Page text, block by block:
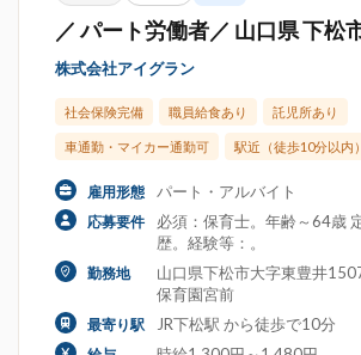
／ パート労働者／ 山口県 下松
株式会社アイグラン
社会保険完備 職員給食あり 託児所あり
車通勤・マイカー通勤可 駅近（徒歩10分以内）
雇用形態 パート・アルバイト
応募要件
必須：保育士。年齢～64歳
歴。経験等：。
勤務地
山口県下松市大字東豊井
保育園宮前
最寄り駅 JR下松駅 から徒歩で10分